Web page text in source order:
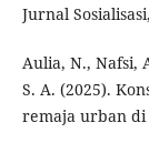
Jurnal
Aulia, N., Nafsi,
S. A. (2025).
remaja urban di